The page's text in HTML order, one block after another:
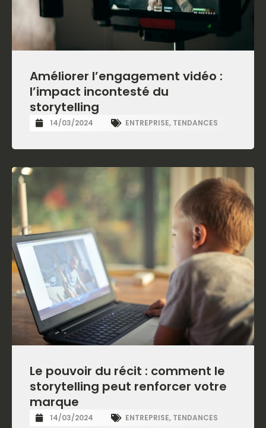
Améliorer l’engagement vidéo :
l’impact incontesté du
storytelling
14/03/2024 ENTREPRISE, TENDANCES
Le pouvoir du récit : comment le
storytelling peut renforcer votre
marque
14/03/2024 ENTREPRISE, TENDANCES